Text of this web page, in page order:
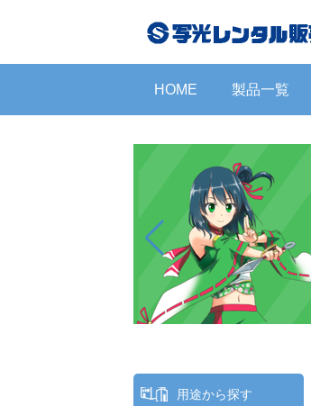
HOME 製品一覧
用途から探す